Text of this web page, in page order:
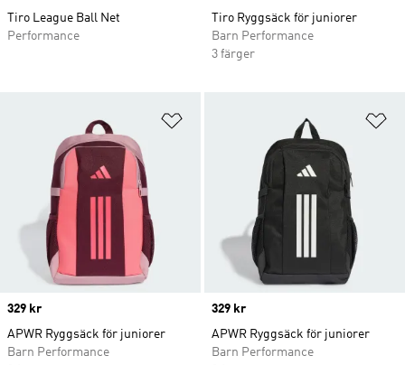
Tiro League Ball Net
Performance
Tiro Ryggsäck för juniorer
Barn Performance
3 färger
Lägg till på önskelistan
Price
329 kr
APWR Ryggsäck för juniorer
Barn Performance
Price
329 kr
APWR Ryggsäck för juniorer
Barn Performance